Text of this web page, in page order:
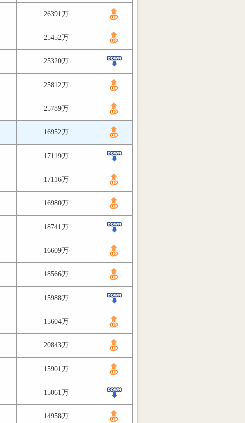
26391万
25452万
25320万
25812万
25789万
16952万
17119万
17116万
16980万
18741万
16609万
18566万
15988万
15604万
20843万
15901万
15061万
14958万